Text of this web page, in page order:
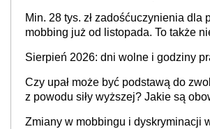
Min. 28 tys. zł zadośćuczynienia dla
mobbing już od listopada. To także
Sierpień 2026: dni wolne i godziny
Czy upał może być podstawą do
z powodu siły wyższej? Jakie są
Zmiany w mobbingu i dyskryminacji